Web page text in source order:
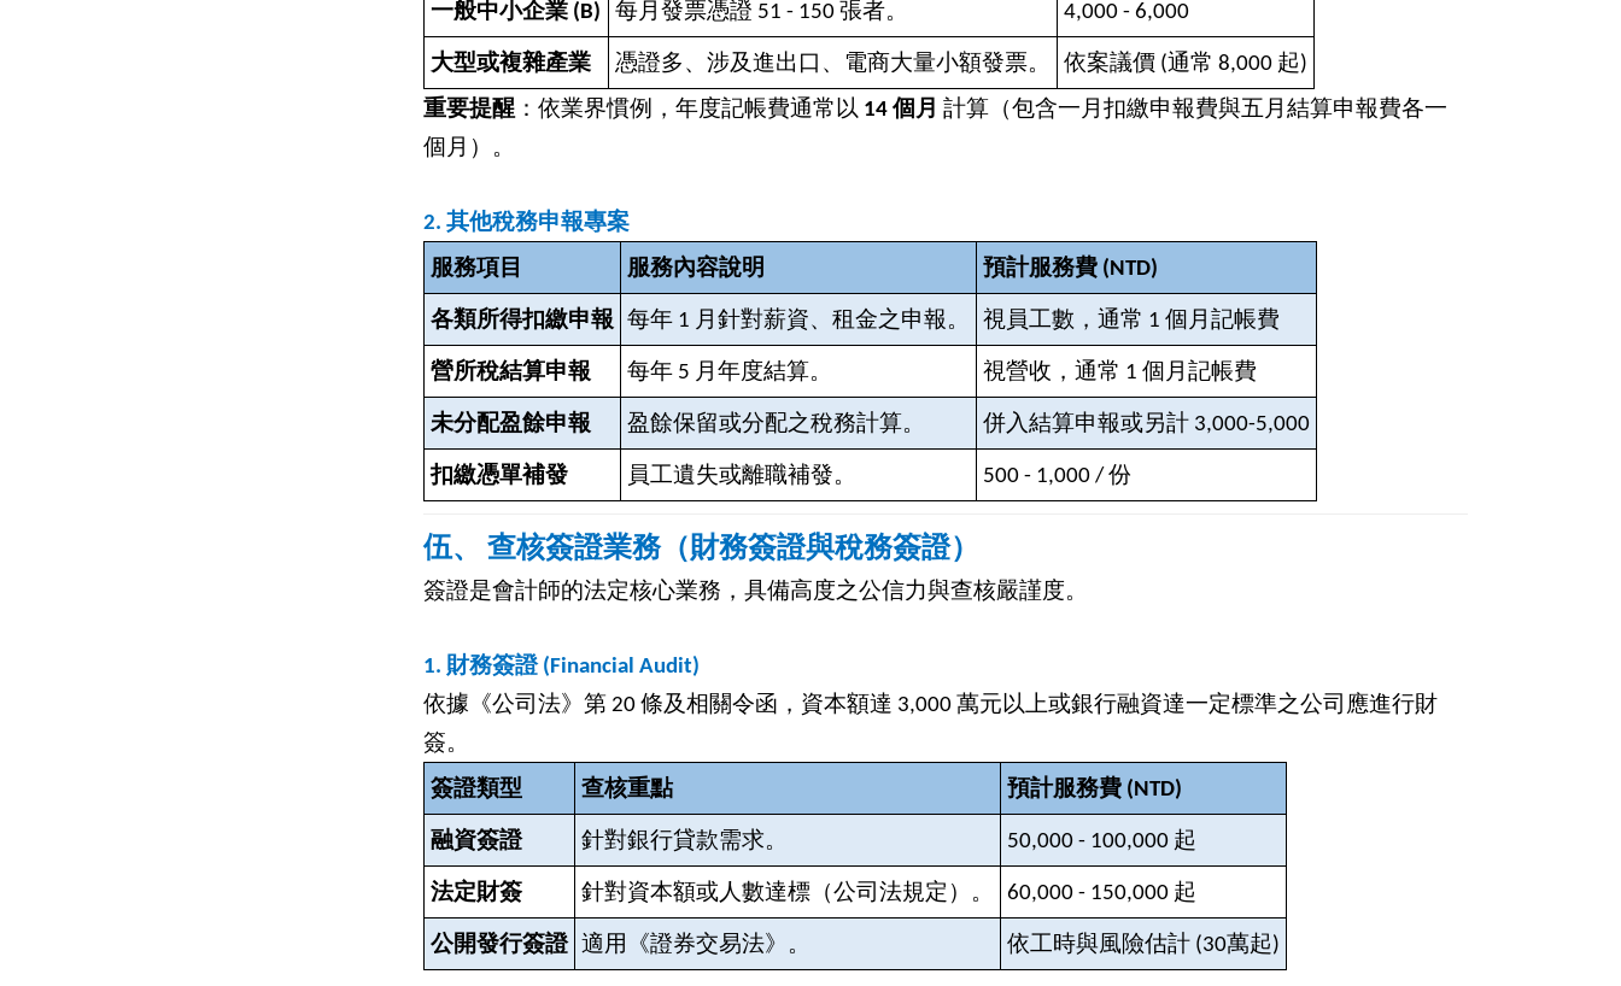
一般中小企業 (B) 每月發票憑證 51 - 150 張者。 4,000 - 6,000
大型或複雜產業 憑證多、涉及進出口、電商大量小額發票。
依案議價 (通常 8,000 起)
重要提醒：依業界慣例，年度記帳費通常以 14 個月 計算（包含一月扣繳申報費與五月結算申報費各一
個月）。
2. 其他稅務申報專案
服務項目
服務內容說明 預計服務費 (NTD)
各類所得扣繳申報 每年 1 月針對薪資、租金之申報。 視員工數，通常 1 個月記帳費
營所稅結算申報 每年 5 月年度結算。 視營收，通常 1 個月記帳費
未分配盈餘申報 盈餘保留或分配之稅務計算。 併入結算申報或另計 3,000-5,000
扣繳憑單補發 員工遺失或離職補發。 500 - 1,000 / 份
伍、 查核簽證業務（財務簽證與稅務簽證）
簽證是會計師的法定核心業務，具備高度之公信力與查核嚴謹度。
1. 財務簽證 (Financial Audit)
依據《公司法》第 20 條及相關令函，資本額達 3,000 萬元以上或銀行融資達一定標準之公司應進行財
簽。
簽證類型
查核重點 預計服務費 (NTD)
融資簽證 針對銀行貸款需求。 50,000 - 100,000 起
法定財簽 針對資本額或人數達標（公司法規定）。 60,000 - 150,000 起
公開發行簽證 適用《證券交易法》。 依工時與風險估計 (30萬起)